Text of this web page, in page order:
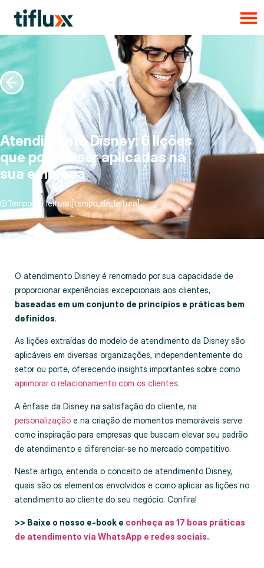
Atendimento Disney: 6 lições
que podem ser aplicadas na
sua empresa
Tempo de leitura:[tempo_de_leitura]
O atendimento Disney é renomado por sua capacidade de
proporcionar experiências excepcionais aos clientes,
baseadas em um conjunto de princípios e práticas bem
definidos.
As lições extraídas do modelo de atendimento da Disney são
aplicáveis em diversas organizações, independentemente do
setor ou porte, oferecendo insights importantes sobre como
aprimorar o relacionamento com os clientes.
A ênfase da Disney na satisfação do cliente, na
personalização e na criação de momentos memoráveis serve
como inspiração para empresas que buscam elevar seu padrão
de atendimento e diferenciar-se no mercado competitivo.
Neste artigo, entenda o conceito de atendimento Disney,
quais são os elementos envolvidos e como aplicar as lições no
atendimento ao cliente do seu negócio. Confira!
>> Baixe o nosso e-book e conheça as 17 boas práticas
de atendimento via WhatsApp e redes sociais.